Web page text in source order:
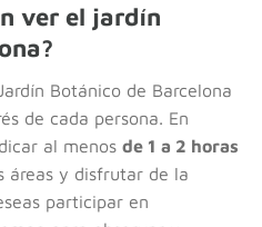
ver el jardín
Botánico de Barcelona
de cada persona. En
al menos de 1 a 2 horas
áreas y disfrutar de la
participar en